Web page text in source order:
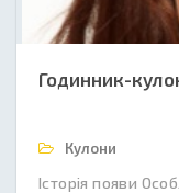
Годинник-
Кулони
Історія появи